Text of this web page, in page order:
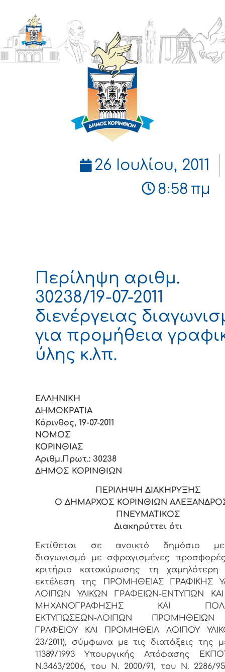
ΔΗΜΟΣ
ΚΟΡΙΝΘΙΩΝ
26 Ιουλίου, 2011
8:58 πμ
Περίληψη αριθμ.
30238/19-07-2011
διενέργειας
για προμήθεια
ύλης κ.λπ.
ΕΛΛΗΝΙΚΗ
Κόρινθος, 19-07-2011
ΝΟΜΟΣ
Αριθμ.Πρωτ.: 30238
ΔΗΜΟΣ ΚΟΡΙΝΘΙΩΝ
ΠΕΡΙΛΗΨΗ ΔΙΑΚΗΡΥΞΗΣ
Ο ΔΗΜΑΡΧΟΣ ΚΟΡΙΝΘΙΩΝ
ΠΝΕΥΜΑΤΙΚΟΣ
Διακηρύττει ότι
Εκτίθεται σε ανοικτό δημόσιο
διαγωνισμό με σφραγισμένες
κριτήριο κατακύρωσης τη
εκτέλεση της ΠΡΟΜΗΘΕΙΑΣ ΓΡΑΦΙΚΗΣ
ΛΟΙΠΩΝ ΥΛΙΚΩΝ ΓΡΑΦΕΙΩΝ-ΕΝΤΥΠΩΝ
ΜΗΧΑΝΟΓΡΑΦΗΣΗΣ ΚΑΙ
ΕΚΤΥΠΩΣΕΩΝ-ΛΟΙΠΩΝ
ΓΡΑΦΕΙΟΥ ΚΑΙ ΠΡΟΜΗΘΕΙΑ ΛΟΙΠΟΥ
23/2011), σύμφωνα με τις διατάξεις της
11389/1993 Υπουργικής Απόφασης
Ν.3463/2006, του Ν. 2000/91, του Ν. 2286/